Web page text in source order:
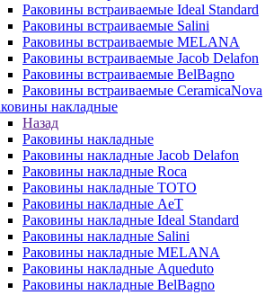
Раковины встраиваемые Ideal Standard
Раковины встраиваемые Salini
Раковины встраиваемые MELANA
Раковины встраиваемые Jacob Delafon
Раковины встраиваемые BelBagno
Раковины встраиваемые CeramicaNova
накладные
Назад
Раковины накладные
Раковины накладные Jacob Delafon
Раковины накладные Roca
Раковины накладные TOTO
Раковины накладные AeT
Раковины накладные Ideal Standard
Раковины накладные Salini
Раковины накладные MELANA
Раковины накладные Aqueduto
Раковины накладные BelBagno